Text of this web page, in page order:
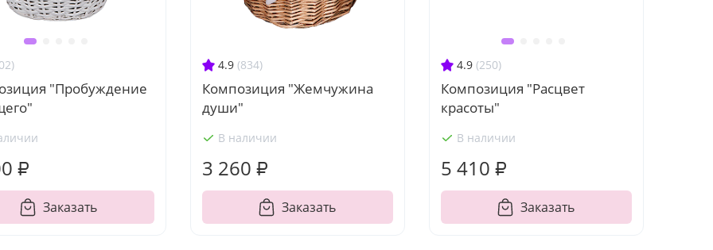
"Пробуждение
₽
Заказать
4.9 (834)
Композиция "Жемчужина
души"
В наличии
3 260 ₽
Заказать
4.9 (250)
Композиция "Расцвет
красоты"
В наличии
5 410 ₽
Заказать